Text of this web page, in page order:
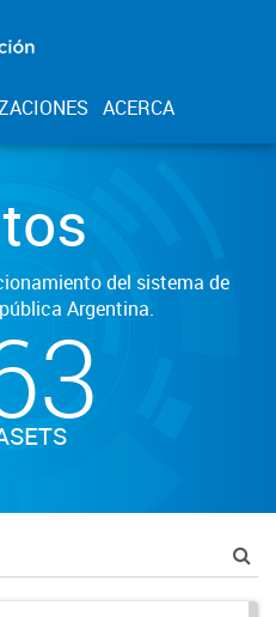
ACERCA
del sistema de
Argentina.